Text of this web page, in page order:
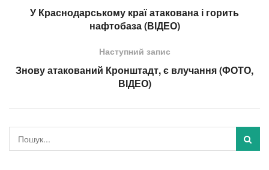
У Краснодарському краї атакована і горить
нафтобаза (ВІДЕО)
Наступний запис
Знову атакований Кронштадт, є влучання (ФОТО,
ВІДЕО)